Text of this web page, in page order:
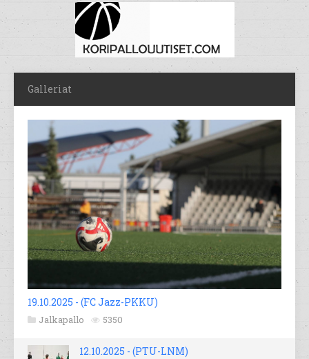
Galleriat
19.10.2025 - (FC Jazz-PKKU)
Jalkapallo 5350
12.10.2025 - (PTU-LNM)